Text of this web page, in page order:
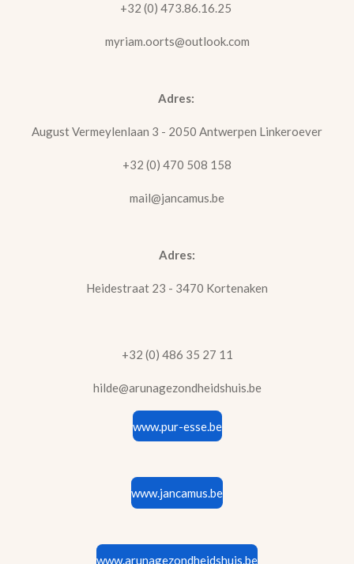
+32 (0) 473.86.16.25
myriam.oorts@outlook.com
Adres:
August Vermeylenlaan 3 - 2050 Antwerpen Linkeroever
+32 (0) 470 508 158
mail@jancamus.be
Adres:
Heidestraat 23 - 3470 Kortenaken
+32 (0) 486 35 27 11
hilde@arunagezondheidshuis.be
www.pur-esse.be
www.jancamus.be
www.arunagezondheidshuis.be